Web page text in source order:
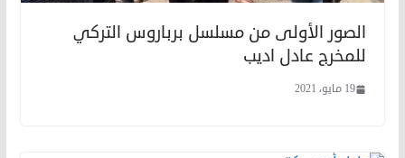
الصور الأولى من مسلسل برباروس التركي
للمخرج عادل اديب
19 مايو، 2021